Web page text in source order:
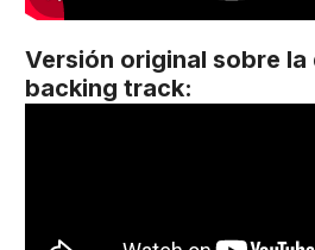
Versión original sobre la
backing track: